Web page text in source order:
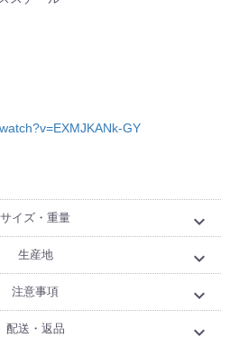
GY
サイズ・重量 expand_more
生産地 expand_more
注意事項 expand_more
配送・返品 expand_more